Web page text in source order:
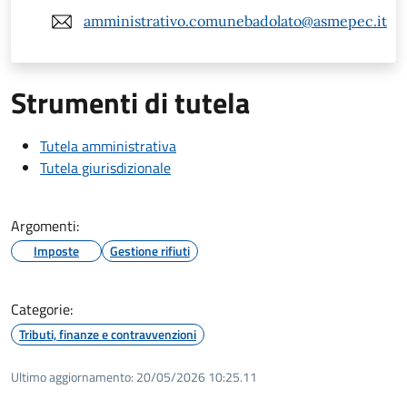
amministrativo.comunebadolato@asmepec.it
Strumenti di tutela
Tutela amministrativa
Tutela giurisdizionale
Argomenti:
Imposte Gestione rifiuti
Categorie:
Tributi, finanze e contravvenzioni
Ultimo aggiornamento: 20/05/2026 10:25.11